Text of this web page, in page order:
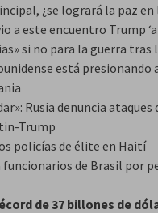
¿se logrará la paz en
a este encuentro Trump
si no para la guerra tras
está presionando
Rusia denuncia ataques
Trump
policías de élite en Haití
funcionarios de Brasil por
de 37 billones de